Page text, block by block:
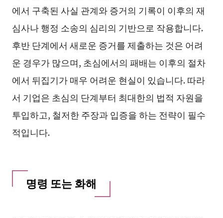
에서 구축된 사실 관계와 증거의 기록이 이후의 재
심사나 행정 소송의 심리의 기반으로 작용합니다.
후반 단계에서 새로운 증거를 제출하는 것은 어려
운 경우가 많으며, 초심에서의 패배는 이후의 절차
에서 뒤집기가 매우 어려운 현실이 있습니다. 따라
서 기업은 초심의 단계부터 최대한의 법적 자원을
투입하고, 철저한 주장과 입증을 하는 전략이 필수
적입니다.
명령 또는 화해